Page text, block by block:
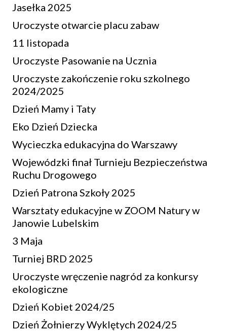
Jasełka 2025
Uroczyste otwarcie placu zabaw
11 listopada
Uroczyste Pasowanie na Ucznia
Uroczyste zakończenie roku szkolnego
2024/2025
Dzień Mamy i Taty
Eko Dzień Dziecka
Wycieczka edukacyjna do Warszawy
Wojewódzki finał Turnieju Bezpieczeństwa
Ruchu Drogowego
Dzień Patrona Szkoły 2025
Warsztaty edukacyjne w ZOOM Natury w
Janowie Lubelskim
3 Maja
Turniej BRD 2025
Uroczyste wręczenie nagród za konkursy
ekologiczne
Dzień Kobiet 2024/25
Dzień Żołnierzy Wyklętych 2024/25